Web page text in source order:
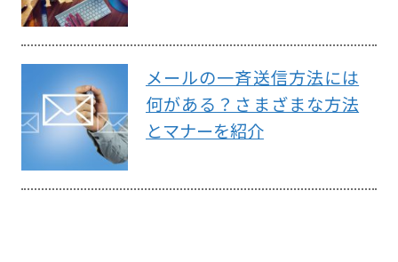
メールの一斉送信方法には
何がある？さまざまな方法
とマナーを紹介